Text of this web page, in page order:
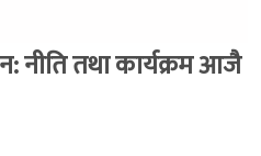
तथा कार्यक्रम आजै